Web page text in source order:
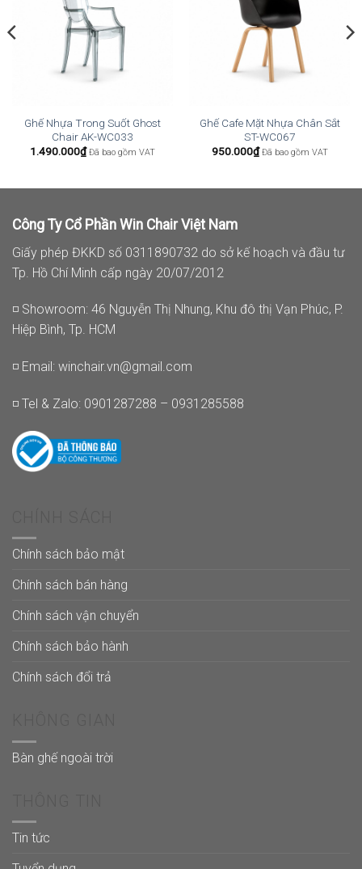
Ghế Nhựa Trong Suốt Ghost
Chair AK-WC033
1.490.000₫ Đã bao gồm VAT
Ghế Cafe Mặt Nhựa Chân Sắt
ST-WC067
950.000₫ Đã bao gồm VAT
Công Ty Cổ Phần Win Chair Việt Nam
Giấy phép ĐKKD số 0311890732 do sở kế hoạch và đầu tư
Tp. Hồ Chí Minh cấp ngày 20/07/2012
◽ Showroom: 46 Nguyễn Thị Nhung, Khu đô thị Vạn Phúc, P.
Hiệp Bình, Tp. HCM
◽ Email: winchair.vn@gmail.com
◽ Tel & Zalo: 0901287288 – 0931285588
Chính sách bảo mật
Chính sách bán hàng
Chính sách vận chuyển
Chính sách bảo hành
Chính sách đổi trả
Bàn ghế ngoài trời
Tin tức